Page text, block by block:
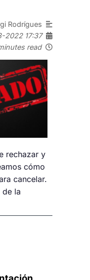
Rodrígues
2022 17:37
read
rechazar y
cómo
cancelar.
de la